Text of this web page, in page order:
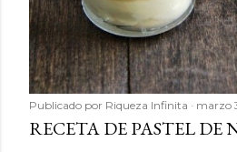
Publicado por Riqueza Infinita marzo
RECETA DE PASTEL DE